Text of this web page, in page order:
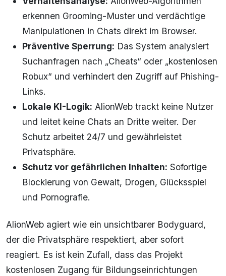
erkennen Grooming-Muster und verdächtige
Manipulationen in Chats direkt im Browser.
Präventive Sperrung: Das System analysiert
Suchanfragen nach „Cheats“ oder „kostenlosen
Robux“ und verhindert den Zugriff auf Phishing-
Links.
Lokale KI-Logik: AlionWeb trackt keine Nutzer
und leitet keine Chats an Dritte weiter. Der
Schutz arbeitet 24/7 und gewährleistet
Privatsphäre.
Schutz vor gefährlichen Inhalten: Sofortige
Blockierung von Gewalt, Drogen, Glücksspiel
und Pornografie.
AlionWeb agiert wie ein unsichtbarer Bodyguard,
der die Privatsphäre respektiert, aber sofort
reagiert. Es ist kein Zufall, dass das Projekt
kostenlosen Zugang für Bildungseinrichtungen